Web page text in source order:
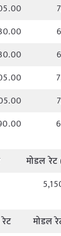
मोडल रेट
रेट मोडल